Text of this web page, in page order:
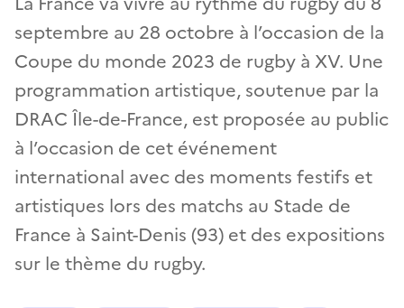
septembre au 28 octobre à l’occasion de la
Coupe du monde 2023 de rugby à XV. Une
programmation artistique, soutenue par la
DRAC Île-de-France, est proposée au public
à l’occasion de cet événement
international avec des moments festifs et
artistiques lors des matchs au Stade de
France à Saint-Denis (93) et des expositions
sur le thème du rugby.